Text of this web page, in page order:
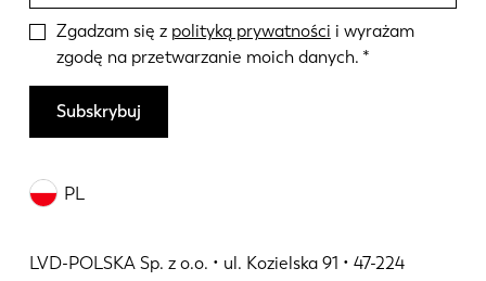
PL
LVD-POLSKA Sp. z o.o. • ul. Kozielska 91 • 47-224
Zgadzam się z polityką prywatności i wyrażam
zgodę na przetwarzanie moich danych.
Subskrybuj